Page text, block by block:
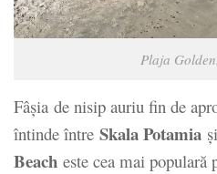
Plaja
Fâșia de nisip auriu fin de
întinde între Skala Potamia și
Beach este cea mai populară